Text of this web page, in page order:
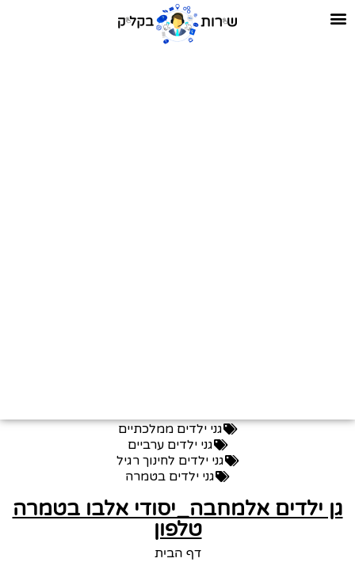
גני ילדים ממלכתיים
גני ילדים ערביים
גני ילדים לחינוך רגיל
גני ילדים בטמרה
גן ילדים אלמחבה_יסודי אלבו בטמרה
טלפון
דף הבית